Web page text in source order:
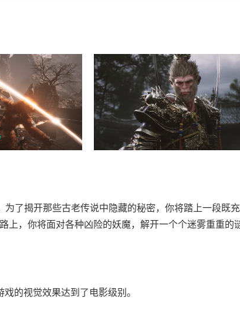
了揭开那些古老传说中隐藏的秘密，你将踏上一段既
，你将面对各种凶险的妖魔，解开一个个迷雾重重的
的视觉效果达到了电影级别。